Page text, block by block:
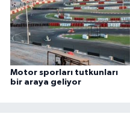
Motor sporları tutkunları
bir araya geliyor